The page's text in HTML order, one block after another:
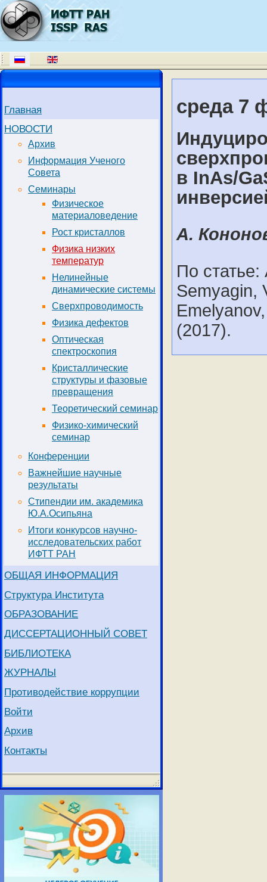
Главная
НОВОСТИ
Архив
Информация Ученого
Совета
Семинары
Физическое
материаловедение
Рост кристаллов
Физика низких
температур
Нелинейные
динамические системы
Сверхпроводимость
Физика дефектов
Оптическая
спектроскопия
Кристаллические
структуры и фазовые
превращения
Теоретический семинар
Физико-химический
семинар
Конференции
Важнейшие научные
результаты
Стипендии им. академика
Ю.А.Осипьяна
Итоги конкурсов научно-
исследовательских работ
ИФТТ РАН
ОБЩАЯ ИНФОРМАЦИЯ
Структура Института
ОБРАЗОВАНИЕ
ДИССЕРТАЦИОННЫЙ СОВЕТ
БИБЛИОТЕКА
ЖУРНАЛЫ
Противодействие коррупции
Войти
Архив
Контакты
среда 7
в InAs/
А.
По статье:
Semyagin,
(2017).